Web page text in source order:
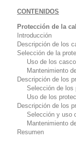
CONTENIDOS
Protección de la
Introducción
Descripción de los
Selección de la
Uso de los
Mantenimiento
Descripción de los
Selección de los
Uso de los
Descripción de los
Selección y uso
Mantenimiento
Resumen